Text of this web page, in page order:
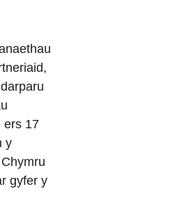
ers 17
y
gyfer y